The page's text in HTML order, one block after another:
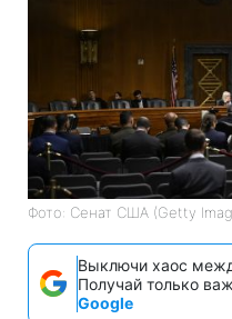
Фото: Сенат США (Getty
Выключи хаос
Получай только
Google